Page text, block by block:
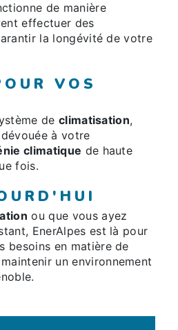
de manière
effectuer des
la longévité de votre
VOS
de climatisation,
à votre
climatique de haute
fois.
ou que vous ayez
EnerAlpes est là pour
besoins en matière de
un environnement